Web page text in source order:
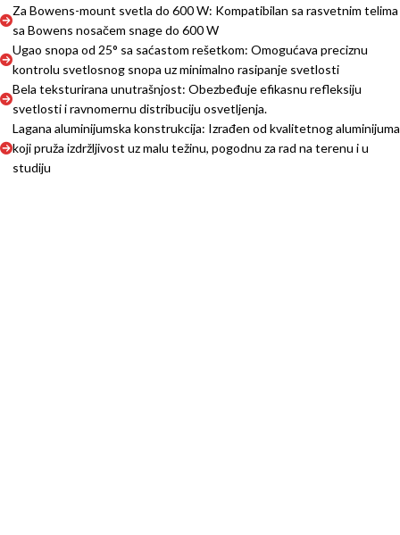
Za Bowens-mount svetla do 600 W: Kompatibilan sa rasvetnim telima
sa Bowens nosačem snage do 600 W
Ugao snopa od 25° sa saćastom rešetkom: Omogućava preciznu
kontrolu svetlosnog snopa uz minimalno rasipanje svetlosti
Bela teksturirana unutrašnjost: Obezbeđuje efikasnu refleksiju
svetlosti i ravnomernu distribuciju osvetljenja.
Lagana aluminijumska konstrukcija: Izrađen od kvalitetnog aluminijuma
koji pruža izdržljivost uz malu težinu, pogodnu za rad na terenu i u
studiju